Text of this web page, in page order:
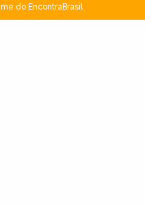
do EncontraBrasil